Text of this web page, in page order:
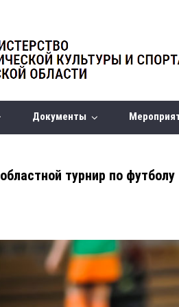
Документы
областной турнир по футболу